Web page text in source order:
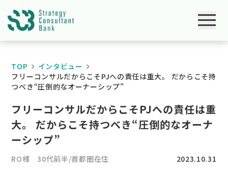
TOP
インタビュー
フリーコンサルだからこそPJへの責任は重大。 だからこそ持
つべき“圧倒的なオーナーシップ”
フリーコンサルだからこそPJへの責任は重
大。 だからこそ持つべき“圧倒的なオーナ
ーシップ”
RO様 30代前半/首都圏在住 2023.10.31